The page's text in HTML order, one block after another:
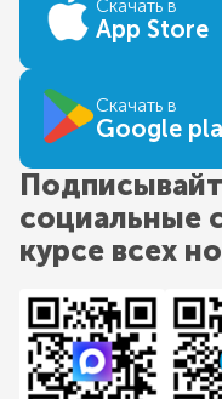
Скачать в
App Store
Скачать в
Google
социальные
курсе всех